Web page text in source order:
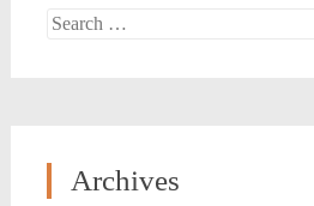
Search
Archives